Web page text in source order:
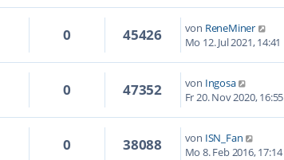
0 45426 von ReneMiner
Mo 12. Jul 2021, 14:41
0 47352 von Ingosa
Fr 20. Nov 2020, 16:55
0 38088 von ISN_Fan
Mo 8. Feb 2016, 17:14